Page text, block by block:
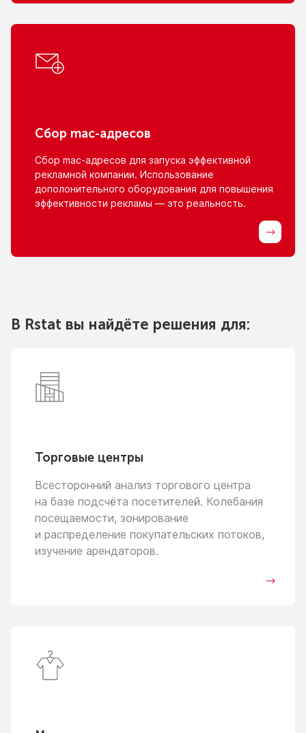
Сбор mac-адресов
Сбор mac-адресов для запуска эффективной
рекламной компании. Использование
дополонительного оборудования для повышения
эффективности рекламы — это реальность.
В Rstat вы найдёте решения для:
Торговые центры
Всесторонний анализ торгового центра
на базе подсчёта посетителей. Колебания
посещаемости, зонирование
и распределение покупательских потоков,
изучение арендаторов.